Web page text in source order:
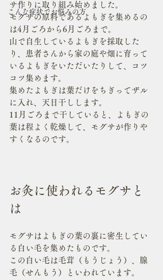
こんな症状でお悩みの方
サ作りに取り組み始めました。
モグサの原料であるよもぎを集めるの
は4月ごろから6月ごろまで。
山で自生しているよもぎを採取した
り、患者さんから家の庭や畑に育って
いるよもぎをいただいたりして、コツ
コツ集めます。
集めたよもぎは葉だけをちぎってザル
に入れ、天日干しします。
11月ごろまで干していると、よもぎの
葉は程よく乾燥して、モグサが作りや
すくなるのです。
お灸に使われるモグサと
は
モグサはよもぎの葉の裏に密生してい
る白い毛を集めたものです。
この白い毛は毛茸（もうじょう）、腺
毛（せんもう）といわれています。